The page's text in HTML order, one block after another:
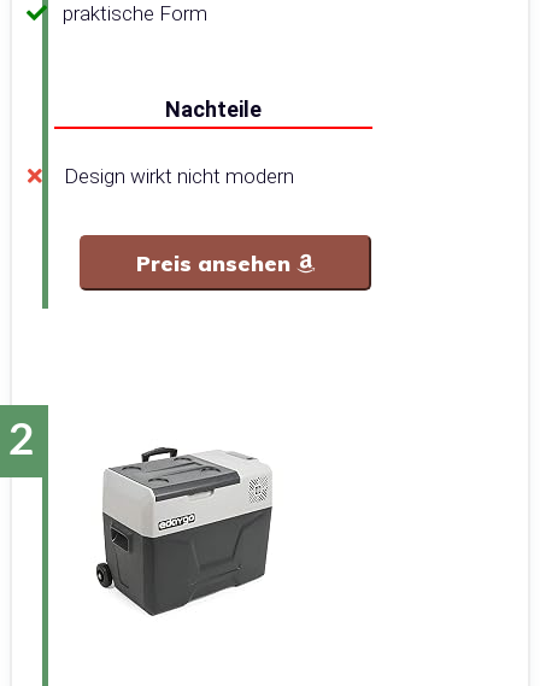
praktische Form
Nachteile
Design wirkt nicht modern
Preis ansehen